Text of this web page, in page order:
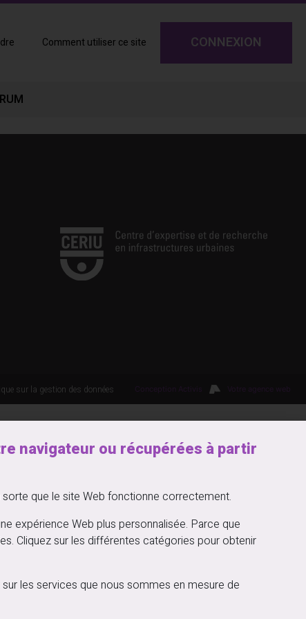
Comment utiliser ce site CONNEXION
sur la gestion des données Conception Activis Votre agence web
navigateur ou récupérées à partir
que le site Web fonctionne correctement.
expérience Web plus personnalisée. Parce que
Cliquez sur les différentes catégories pour obtenir
les services que nous sommes en mesure de